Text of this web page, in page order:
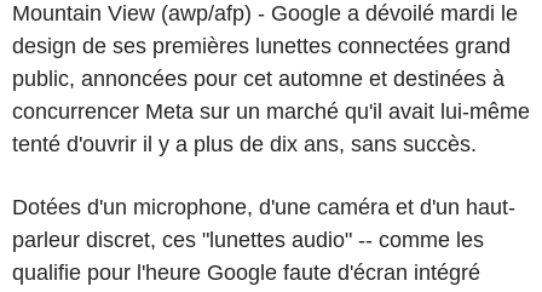
Mountain View (awp/afp) - Google a dévoilé mardi le
design de ses premières lunettes connectées grand
public, annoncées pour cet automne et destinées à
concurrencer Meta sur un marché qu'il avait lui-même
tenté d'ouvrir il y a plus de dix ans, sans succès.
Dotées d'un microphone, d'une caméra et d'un haut-
parleur discret, ces "lunettes audio" -- comme les
qualifie pour l'heure Google faute d'écran intégré